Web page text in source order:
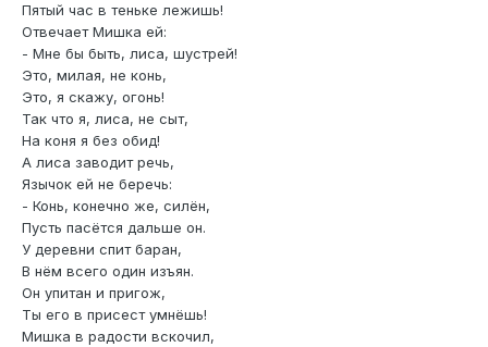
Пятый час в теньке лежишь!
Отвечает Мишка ей:
- Мне бы быть, лиса, шустрей!
Это, милая, не конь,
Это, я скажу, огонь!
Так что я, лиса, не сыт,
На коня я без обид!
А лиса заводит речь,
Язычок ей не беречь:
- Конь, конечно же, силён,
Пусть пасётся дальше он.
У деревни спит баран,
В нём всего один изъян.
Он упитан и пригож,
Ты его в присест умнёшь!
Мишка в радости вскочил,